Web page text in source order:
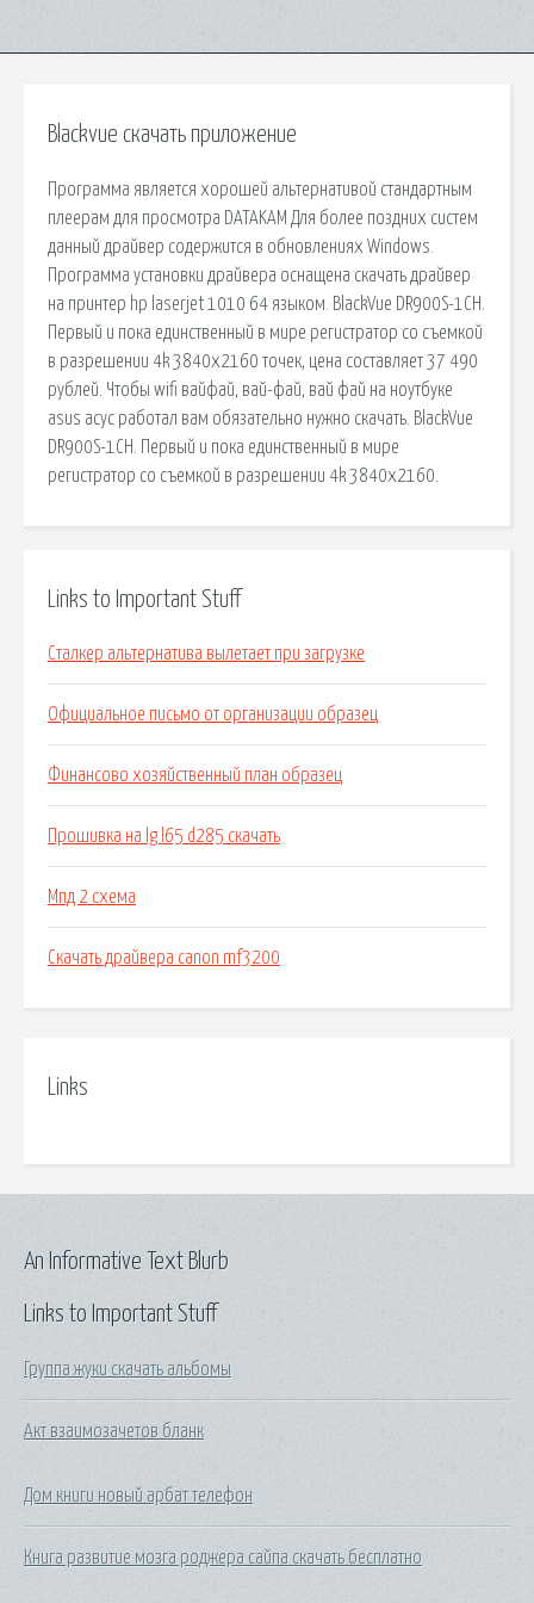
Blackvue скачать приложение
Программа является хорошей альтернативой стандартным
плеерам для просмотра DATAKAM Для более поздних систем
данный драйвер содержится в обновлениях Windows.
Программа установки драйвера оснащена скачать драйвер
на принтер hp laserjet 1010 64 языком. BlackVue DR900S-1CH.
Первый и пока единственный в мире регистратор со съемкой
в разрешении 4k 3840х2160 точек, цена составляет 37 490
рублей. Чтобы wifi вайфай, вай-фай, вай фай на ноутбуке
asus асус работал вам обязательно нужно скачать. BlackVue
DR900S-1CH. Первый и пока единственный в мире
регистратор со съемкой в разрешении 4k 3840х2160.
Links to Important Stuff
Сталкер альтернатива вылетает при загрузке
Официальное письмо от организации образец
Финансово хозяйственный план образец
Прошивка на lg l65 d285 скачать
Мпд 2 схема
Скачать драйвера canon mf3200
Links
Links to Important Stuff
Группа жуки скачать альбомы
Акт взаимозачетов бланк
Дом книги новый арбат телефон
Книга развитие мозга роджера сайпа скачать бесплатно
An Informative Text Blurb